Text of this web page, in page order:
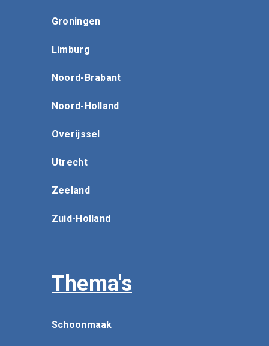
Groningen
Limburg
Noord-Brabant
Noord-Holland
Overijssel
Utrecht
Zeeland
Zuid-Holland
Thema's
Schoonmaak